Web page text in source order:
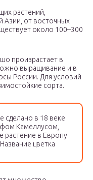
растений,
Азии, от восточных
около 100–300
произрастает в
выращивание и в
России. Для условий
сорта.
сделано в 18 веке
Камеллусом,
растение в Европу
цветка